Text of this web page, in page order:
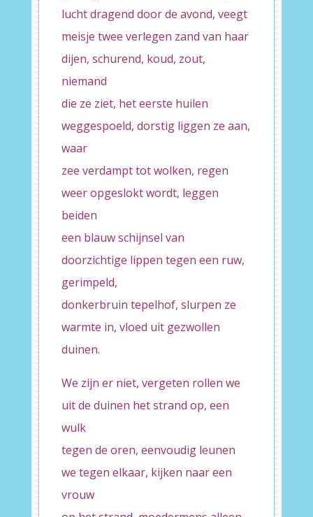
lucht dragend door de avond, veegt
meisje twee verlegen zand van haar
dijen, schurend, koud, zout,
niemand
die ze ziet, het eerste huilen
weggespoeld, dorstig liggen ze aan,
waar
zee verdampt tot wolken, regen
weer opgeslokt wordt, leggen
beiden
een blauw schijnsel van
doorzichtige lippen tegen een ruw,
gerimpeld,
donkerbruin tepelhof, slurpen ze
warmte in, vloed uit gezwollen
duinen.
We zijn er niet, vergeten rollen we
uit de duinen het strand op, een
wulk
tegen de oren, eenvoudig leunen
we tegen elkaar, kijken naar een
vrouw